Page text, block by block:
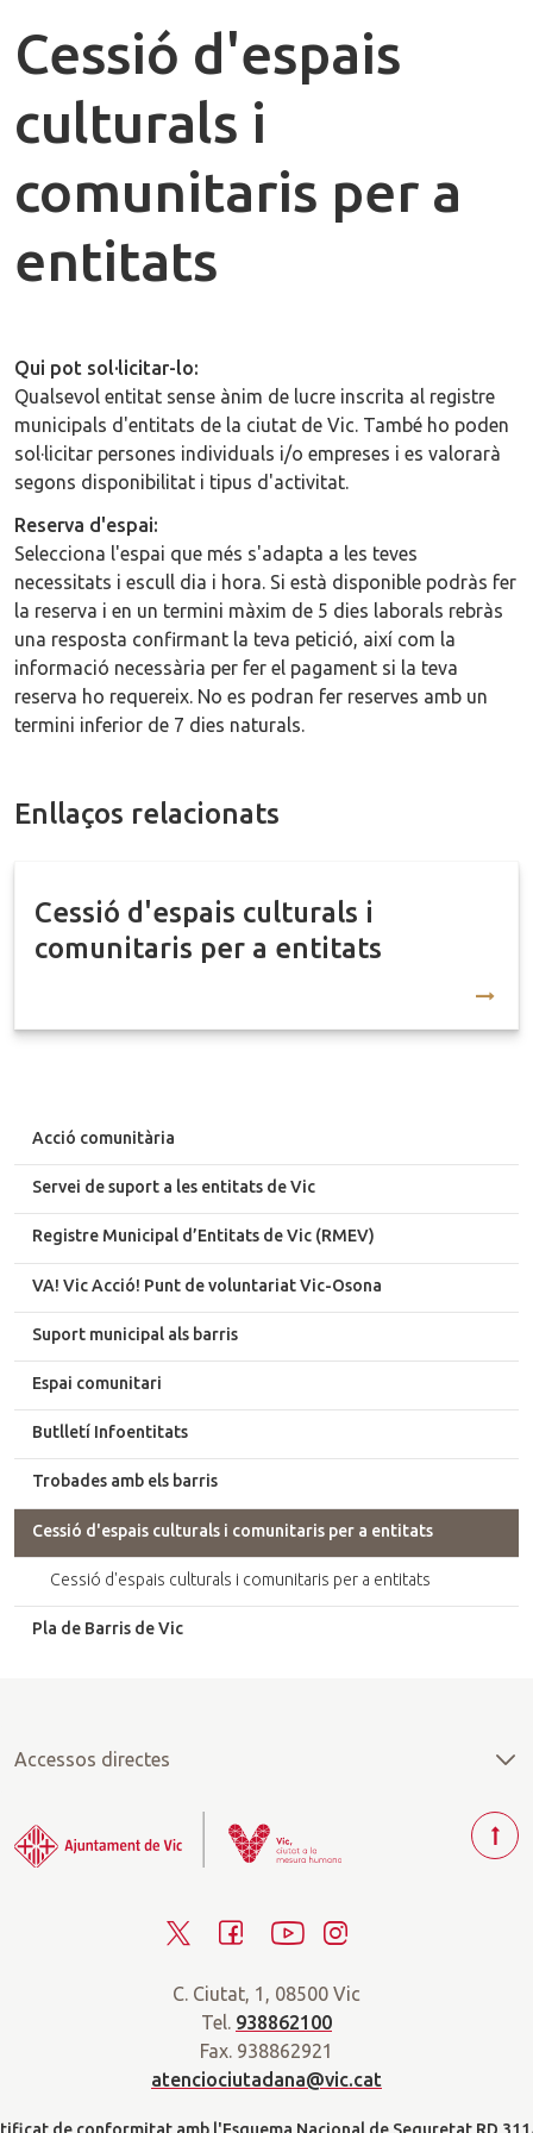
Cessió d'espais
culturals i
comunitaris per a
entitats
Qui pot sol·licitar-lo:
Qualsevol entitat sense ànim de lucre inscrita al registre
municipals d'entitats de la ciutat de Vic. També ho poden
sol·licitar persones individuals i/o empreses i es valorarà
segons disponibilitat i tipus d'activitat.
Reserva d'espai:
Selecciona l'espai que més s'adapta a les teves
necessitats i escull dia i hora. Si està disponible podràs fer
la reserva i en un termini màxim de 5 dies laborals rebràs
una resposta confirmant la teva petició, així com la
informació necessària per fer el pagament si la teva
reserva ho requereix. No es podran fer reserves amb un
termini inferior de 7 dies naturals.
Enllaços relacionats
Cessió d'espais culturals i
comunitaris per a entitats
Acció comunitària
Servei de suport a les entitats de Vic
Registre Municipal d’Entitats de Vic (RMEV)
VA! Vic Acció! Punt de voluntariat Vic-Osona
Suport municipal als barris
Espai comunitari
Butlletí Infoentitats
Trobades amb els barris
Cessió d'espais culturals i comunitaris per a entitats
Cessió d'espais culturals i comunitaris per a entitats
Pla de Barris de Vic
Accessos directes
i
t
t
c
e
b
Y
u
t
u
s
a
C. Ciutat, 1, 08500 Vic
Tel. 938862100
Fax. 938862921
atenciociutadana@vic.cat
T